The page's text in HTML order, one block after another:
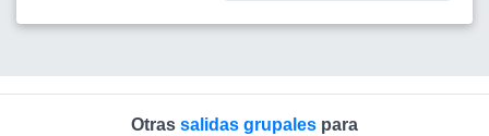
Otras salidas grupales para